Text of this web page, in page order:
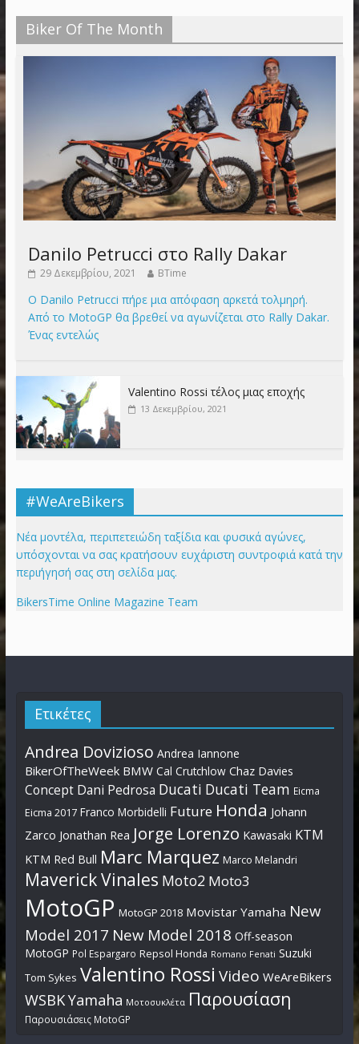
Biker Of The Month
Danilo Petrucci στο Rally Dakar
29 Δεκεμβρίου, 2021 BTime
Ο Danilo Petrucci πήρε μια απόφαση αρκετά τολμηρή.
Από το MotoGP θα βρεθεί να αγωνίζεται στο Rally Dakar.
Ένας εντελώς
Valentino Rossi τέλος μιας εποχής
13 Δεκεμβρίου, 2021
#WeAreBikers
Νέα μοντέλα, περιπετειώδη ταξίδια και φυσικά αγώνες,
υπόσχονται να σας κρατήσουν ευχάριστη συντροφιά κατά την
περιήγησή σας στη σελίδα μας.
BikersTime Online Magazine Team
Ετικέτες
Andrea Dovizioso Andrea Iannone
BikerOfTheWeek BMW Cal Crutchlow Chaz Davies
Concept Dani Pedrosa Ducati Ducati Team Eicma
Eicma 2017 Franco Morbidelli Future Honda Johann
Zarco Jonathan Rea Jorge Lorenzo Kawasaki KTM
KTM Red Bull Marc Marquez Marco Melandri
Maverick Vinales Moto2 Moto3
MotoGP MotoGP 2018 Movistar Yamaha New
Model 2017 New Model 2018 Off-season
MotoGP Pol Espargaro Repsol Honda Romano Fenati Suzuki
Tom Sykes Valentino Rossi Video WeAreBikers
WSBKYamaha Μοτοσυκλέτα Παρουσίαση
Παρουσιάσεις MotoGP